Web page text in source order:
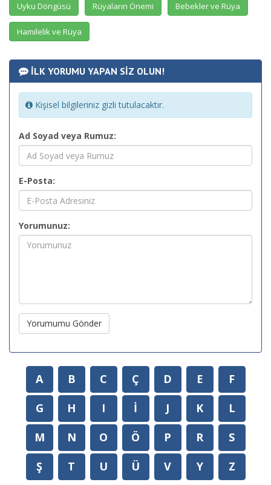
Uyku Döngüsü Rüyaların Önemi Bebekler ve Rüya
Hamilelik ve Rüya
İLK YORUMU YAPAN SİZ OLUN!
Kişisel bilgileriniz gizli tutulacaktır.
Ad Soyad veya Rumuz:
E-Posta:
Yorumunuz:
Yorumumu Gönder
A B C Ç D E
F
G
H I İ J K
L
M
N O Ö P R
S
Ş
T U Ü V Y Z